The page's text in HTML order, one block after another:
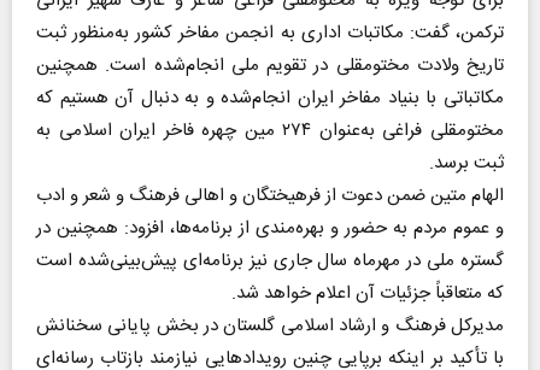
ترکمن، گفت: مکاتبات اداری به انجمن مفاخر کشور به‌منظور ثبت
تاریخ ولادت مختومقلی در تقویم ملی انجام‌شده است. همچنین
مکاتباتی با بنیاد مفاخر ایران انجام‌شده و به دنبال آن هستیم که
مختومقلی فراغی به‌عنوان ۲۷۴ مین چهره فاخر ایران اسلامی به
ثبت برسد.
الهام متین ضمن دعوت از فرهیختگان و اهالی فرهنگ و شعر و ادب
و عموم مردم به حضور و بهره‌مندی از برنامه‌ها، افزود: همچنین در
گستره ملی در مهرماه سال جاری نیز برنامه‌ای پیش‌بینی‌شده است
که متعاقباً جزئیات آن اعلام خواهد شد.
مدیرکل فرهنگ و ارشاد اسلامی گلستان در بخش پایانی سخنانش
با تأکید بر اینکه برپایی چنین رویدادهایی نیازمند بازتاب رسانه‌ای